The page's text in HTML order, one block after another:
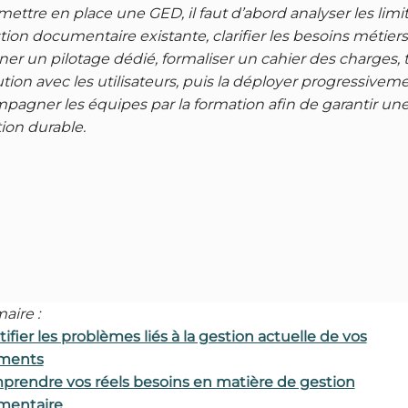
en place une GED, il faut d’abord analyser les
documentaire existante, clarifier les besoins
un pilotage dédié, formaliser un cahier des charges,
avec les utilisateurs, puis la déployer
les équipes par la formation afin de garantir
durable.
:
les problèmes liés à la gestion actuelle de vos
vos réels besoins en matière de gestion